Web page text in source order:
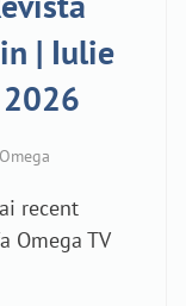
| Iulie
recent
Omega TV